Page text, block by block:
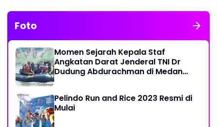
Foto
Momen Sejarah Kepala Staf
Angkatan Darat Jenderal TNI Dr
Dudung Abdurachman di Medan
Pelindo Run and Rice 2023 Resmi di
Mulai